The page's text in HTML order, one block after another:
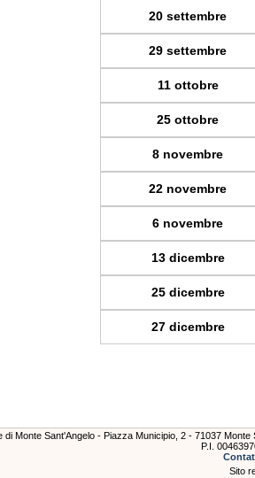
20 settembre
29 settembre
11 ottobre
25 ottobre
8 novembre
22 novembre
6 novembre
13 dicembre
25 dicembre
27 dicembre
di Monte Sant'Angelo - Piazza Municipio, 2 - 71037
P.I.
Sito